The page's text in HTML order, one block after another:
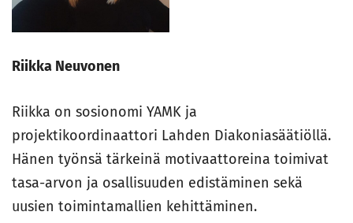
Riikka Neuvonen
Riikka on sosionomi YAMK ja
projektikoordinaattori Lahden Diakoniasäätiöllä.
Hänen työnsä tärkeinä motivaattoreina toimivat
tasa-arvon ja osallisuuden edistäminen sekä
uusien toimintamallien kehittäminen.